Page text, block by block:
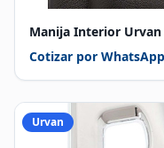
Manija Interior Urvan
Cotizar por WhatsApp
Urvan